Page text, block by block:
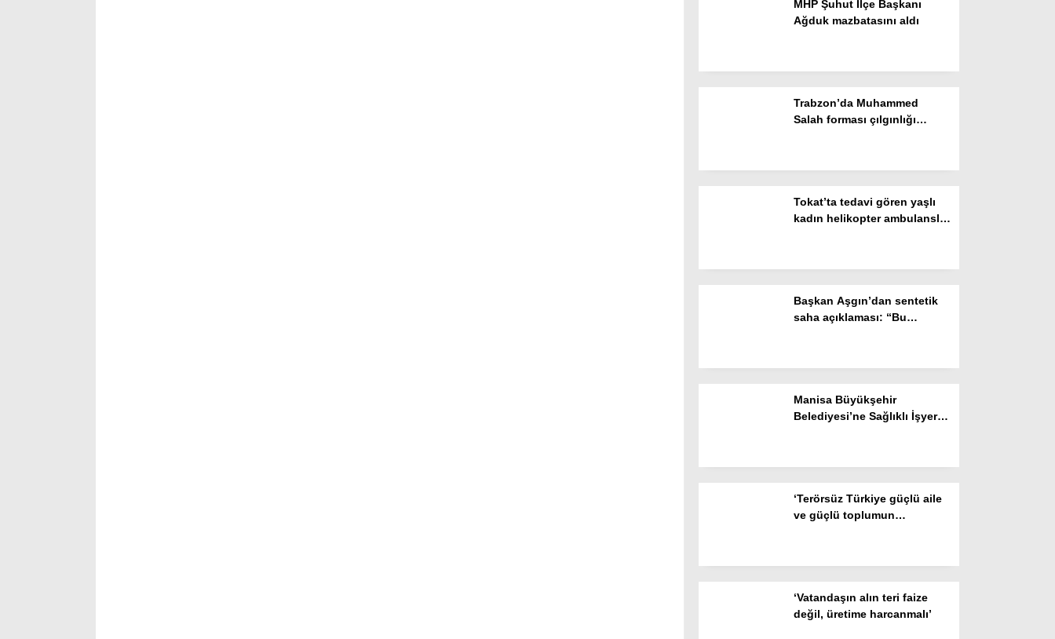
Gizlilik Politikası
Youtube
MHP Şuhut İlçe Başkanı
Ağduk mazbatasını aldı
Trabzon’da Muhammed
Salah forması çılgınlığı
Tokat’ta tedavi gören yaşlı
kadın helikopter ambulansla
Başkan Aşgın’dan sentetik
saha açıklaması: “Bu
Manisa Büyükşehir
Belediyesi’ne Sağlıklı İşyeri
‘Terörsüz Türkiye güçlü aile
ve güçlü toplumun
‘Vatandaşın alın teri faize
değil, üretime harcanmalı’